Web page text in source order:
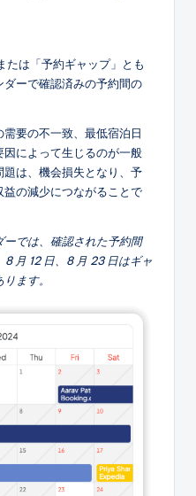
たは「予約ギャップ」とも
ーで確認済みの予約間の
要の不一致、最低宿泊日
によって生じるのが一般
は、機会損失となり、予
の減少につながることで
では、確認された予約間
8 月 12 日、8 月 23 日はギャ
ます。